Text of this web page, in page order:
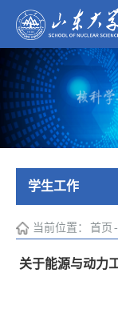
学生工作
当前位置： 首页
关于能源与动力